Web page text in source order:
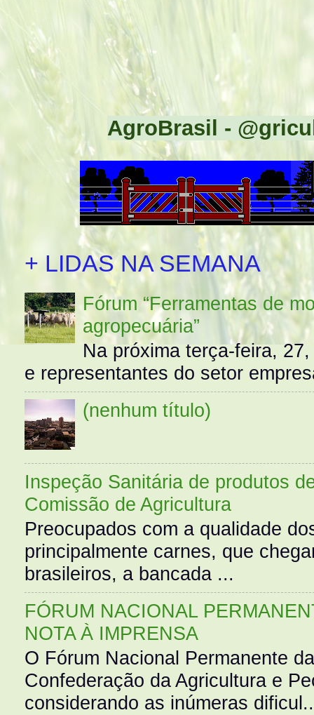
AgroBrasil -
+ LIDAS NA SEMANA
Fórum “Ferramentas de
agropecuária”
Na próxima terça-feira,
e representantes do setor
(nenhum título)
Inspeção Sanitária de produtos
Comissão de Agricultura
Preocupados com a qualidade
principalmente carnes, que
brasileiros, a bancada ...
FÓRUM NACIONAL
NOTA À IMPRENSA
O Fórum Nacional Permanente
Confederação da Agricultura e
considerando as inúmeras